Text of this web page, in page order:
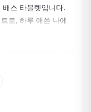
스 타블렛입니다.
로, 하루 애쓴 나에
하게 보내고 싶은